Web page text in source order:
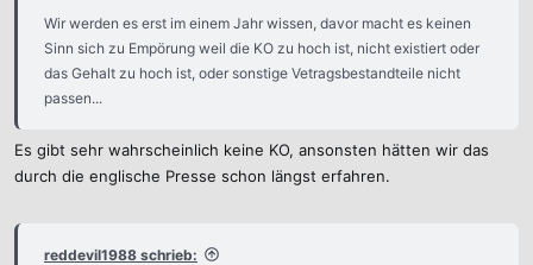
Wir werden es erst im einem Jahr wissen, davor macht es keinen
Sinn sich zu Empörung weil die KO zu hoch ist, nicht existiert oder
das Gehalt zu hoch ist, oder sonstige Vetragsbestandteile nicht
passen...
Es gibt sehr wahrscheinlich keine KO, ansonsten hätten wir das
durch die englische Presse schon längst erfahren.
reddevil1988 schrieb: